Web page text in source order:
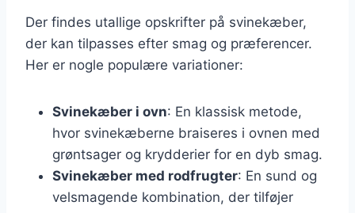
Der findes utallige opskrifter på svinekæber,
der kan tilpasses efter smag og præferencer.
Her er nogle populære variationer:
Svinekæber i ovn: En klassisk metode,
hvor svinekæberne braiseres i ovnen med
grøntsager og krydderier for en dyb smag.
Svinekæber med rodfrugter: En sund og
velsmagende kombination, der tilføjer